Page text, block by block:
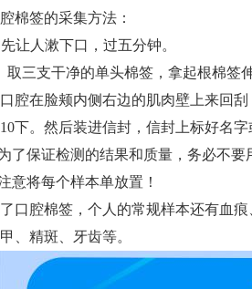
棉签的采集方法：
让人漱下口，过五分钟。
取三支干净的单头棉签，拿起根棉签
腔在脸颊内侧右边的肌肉壁上来回
下。然后装进信封，信封上标好名字
了保证检测的结果和质量，务必不要
意将每个样本单放置！
口腔棉签，个人的常规样本还有血
、精斑、牙齿等。